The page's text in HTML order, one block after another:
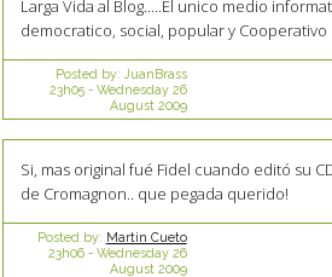
Larga Vida al Blog.....El unico medio
democratico, social, popular y Cooperativo
Posted by: JuanBrass
23h05- Wednesday 26
August 2009
Si, mas original fué Fidel cuando editó su
de Cromagnon.. que pegada querido!
Posted by: Martin Cueto
23h06- Wednesday 26
August 2009